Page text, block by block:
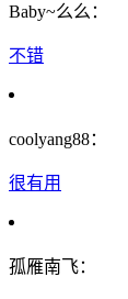
Baby~么么：
不错
coolyang88：
很有用
孤雁南飞：